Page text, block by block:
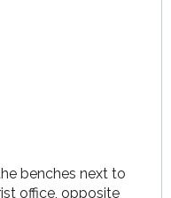
benches next to
office, opposite